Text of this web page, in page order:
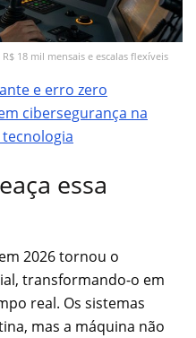
18 mil mensais e escalas flexíveis
e erro zero
cibersegurança na
essa
2026 tornou o
transformando-o em
real. Os sistemas
mas a máquina não